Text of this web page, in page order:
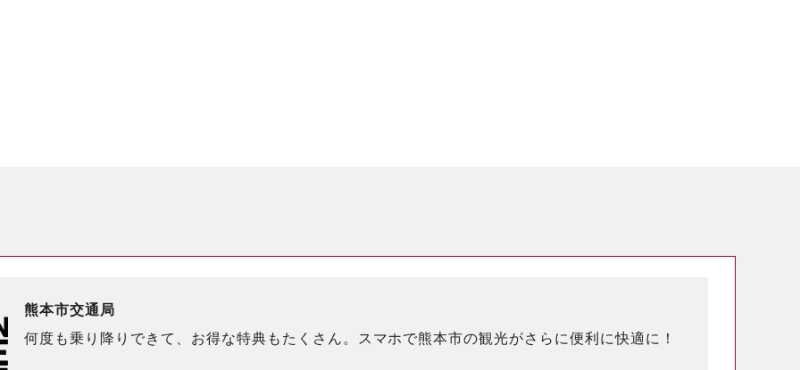
熊本市交通局
何度も乗り降りできて、お得な特典もたくさん。スマホで熊本市の観光がさらに便利に快適に！